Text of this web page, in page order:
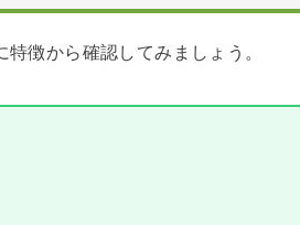
徴から確認してみましょう。